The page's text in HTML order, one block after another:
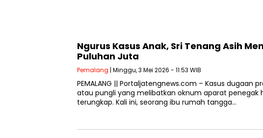
Ngurus Kasus Anak, Sri Tenang Asih
Puluhan Juta
Pemalang | Minggu, 3 Mei 2026 - 11:53 WIB
PEMALANG || Portaljatengnews.com – Kasus dugaan
atau pungli yang melibatkan oknum aparat penegak
terungkap. Kali ini, seorang ibu rumah tangga…